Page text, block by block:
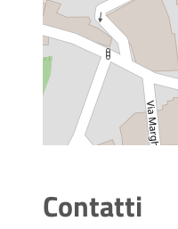
Contatti